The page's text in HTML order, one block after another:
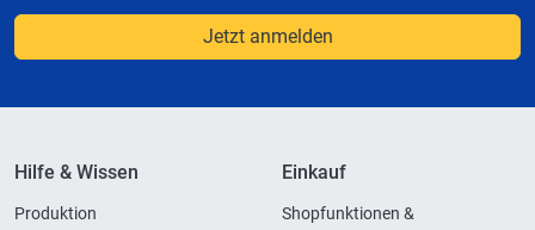
Jetzt anmelden
Hilfe & Wissen
Produktion
Einkauf
Shopfunktionen &